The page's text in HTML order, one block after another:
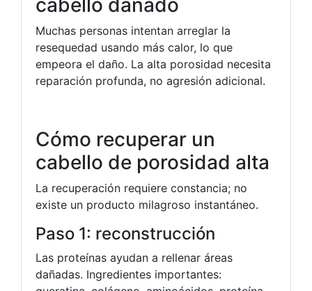
Muchas personas intentan arreglar la
resequedad usando más calor, lo que
empeora el daño. La alta porosidad necesita
reparación profunda, no agresión adicional.
Cómo recuperar un
cabello de porosidad alta
La recuperación requiere constancia; no
existe un producto milagroso instantáneo.
Paso 1: reconstrucción
Las proteínas ayudan a rellenar áreas
dañadas. Ingredientes importantes: